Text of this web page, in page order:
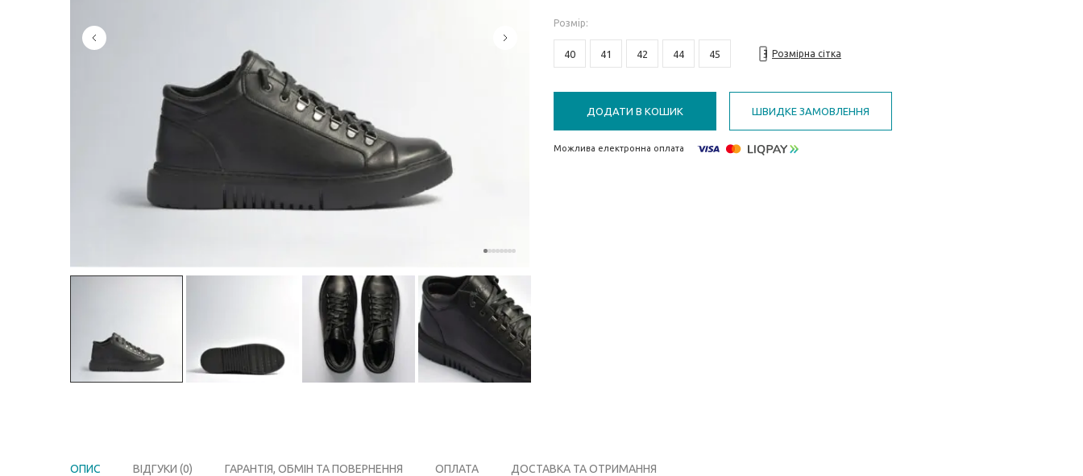
Розмiр:
40 41 42 44 45 Розмірна сітка
ДОДАТИ В КОШИК ШВИДКЕ ЗАМОВЛЕННЯ
Можлива електронна оплата
ОПИС ВІДГУКИ (0) ГАРАНТІЯ, ОБМІН ТА ПОВЕРНЕННЯ ОПЛАТА ДОСТАВКА ТА ОТРИМАННЯ